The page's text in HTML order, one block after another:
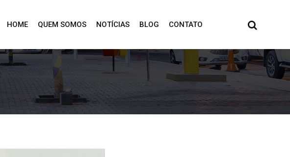
HOME QUEM SOMOS NOTÍCIAS BLOG CONTATO